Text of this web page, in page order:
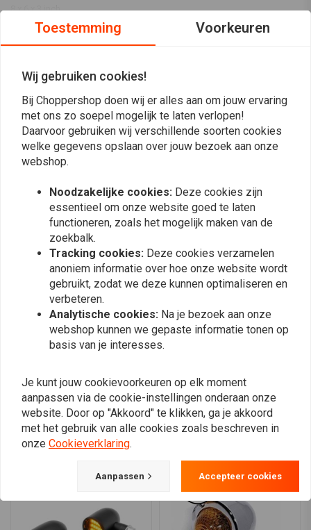
8 x 6 x 3 inch
Schroefdraadbout: M10
Leveringsomvang: 2 stuks
Lees meer
(1 beoordelingen)
Willem Aerts
Prachtig degelijk product. Geen plastic
rommel. Met als extra functie om ze op je
dagrijlicht aan te sluiten. Heel gaaf!
Read more...
Prachtig
Read more...
Plaats ook een review
Vergelijkbare producten
Toestemming Voorkeuren
Wij gebruiken cookies!
Bij Choppershop doen wij er alles aan om jouw ervaring
met ons zo soepel mogelijk te laten verlopen!
Daarvoor gebruiken wij verschillende soorten cookies
welke gegevens opslaan over jouw bezoek aan onze
webshop.
Noodzakelijke cookies: Deze cookies zijn
essentieel om onze website goed te laten
functioneren, zoals het mogelijk maken van de
zoekbalk.
Tracking cookies: Deze cookies verzamelen
anoniem informatie over hoe onze website wordt
gebruikt, zodat we deze kunnen optimaliseren en
verbeteren.
Analytische cookies: Na je bezoek aan onze
webshop kunnen we gepaste informatie tonen op
basis van je interesses.
Je kunt jouw cookievoorkeuren op elk moment
aanpassen via de cookie-instellingen onderaan onze
website. Door op "Akkoord" te klikken, ga je akkoord
met het gebruik van alle cookies zoals beschreven in
onze Cookieverklaring.
Aanpassen Accepteer cookies